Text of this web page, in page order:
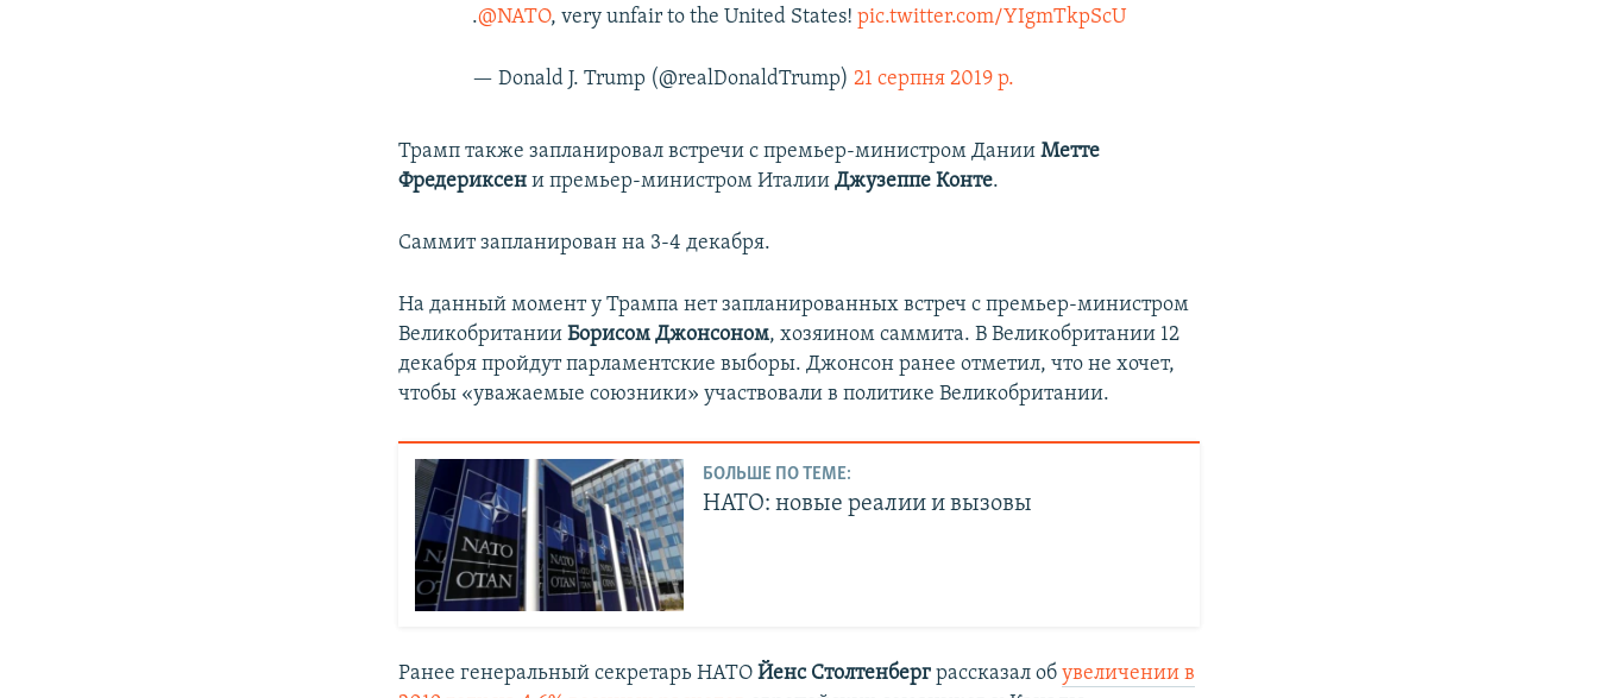
.@NATO, very unfair to the United States! pic.twitter.com/YIgmTkpScU
— Donald J. Trump (@realDonaldTrump) 21 серпня 2019 р.
Трамп также запланировал встречи с премьер-министром ДанииМетте
Фредериксен и премьер-министром ИталииДжузеппе Конте.
Саммит запланирован на 3-4 декабря.
На данный момент у Трампа нет запланированных встреч с премьер-министром
ВеликобританииБорисом Джонсоном, хозяином саммита. В Великобритании 12
декабря пройдут парламентские выборы. Джонсон ранее отметил, что не хочет,
чтобы «уважаемые союзники» участвовали в политике Великобритании.
БОЛЬШЕ ПО ТЕМЕ:
НАТО: новые реалии и вызовы
Ранее генеральный секретарь НАТОЙенс Столтенберг рассказал обувеличении в